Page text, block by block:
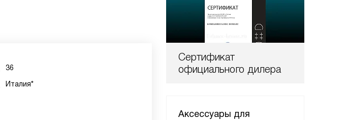
Сертификат
официального дилера
Аксессуары для
36
Италия*